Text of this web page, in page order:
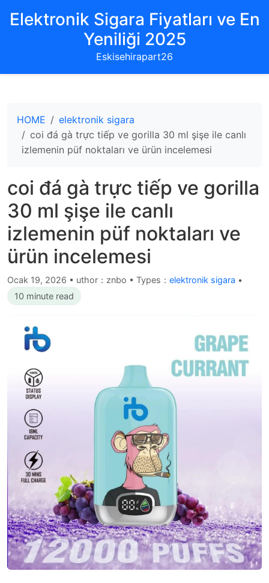
Elektronik Sigara Fiyatları ve En
Yeniliği 2025
Eskisehirapart26
HOME
elektronik sigara
coi đá gà trực tiếp ve gorilla 30 ml şişe ile canlı
izlemenin püf noktaları ve ürün incelemesi
coi đá gà trực tiếp ve gorilla
30 ml şişe ile canlı
izlemenin püf noktaları ve
ürün incelemesi
Ocak 19, 2026 • uthor：znbo • Types： elektronik sigara •
10 minute read